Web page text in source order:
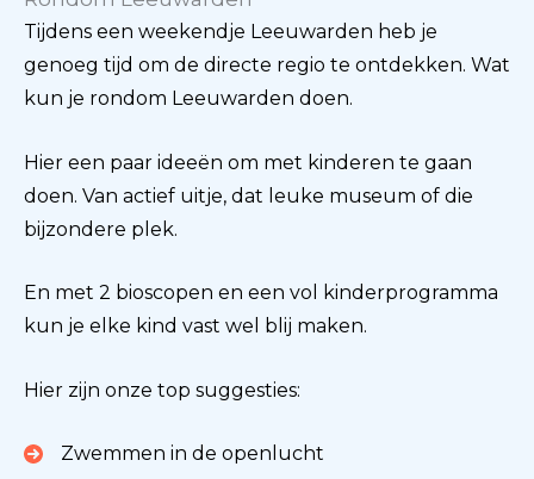
Tijdens een weekendje Leeuwarden heb je
genoeg tijd om de directe regio te ontdekken. Wat
kun je rondom Leeuwarden doen.
Hier een paar ideeën om met kinderen te gaan
doen. Van actief uitje, dat leuke museum of die
bijzondere plek.
En met 2 bioscopen en een vol kinderprogramma
kun je elke kind vast wel blij maken.
Hier zijn onze top suggesties:
Zwemmen in de openlucht